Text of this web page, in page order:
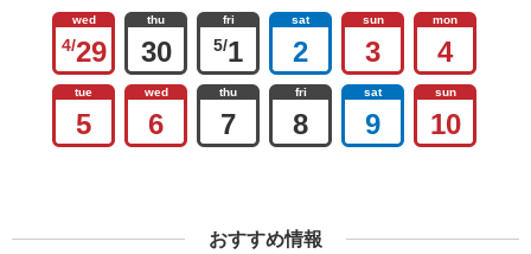
wed
4/29
thu
30
fri
5/1
sat
2
sun
3
mon
4
tue
5
wed
6
thu
7
fri
8
sat
9
sun
10
おすすめ情報